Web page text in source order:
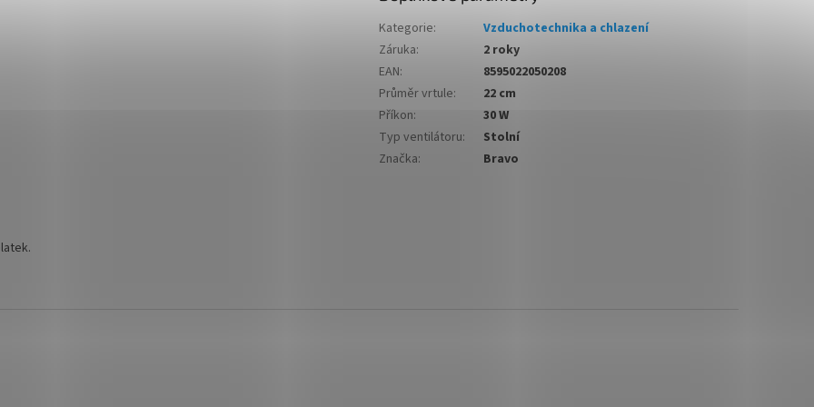
Kategorie:
Vzduchotechnika a chlazení
Záruka:
2 roky
EAN:
8595022050208
Průměr vrtule:
22 cm
Příkon:
30 W
Typ ventilátoru:
Stolní
Značka: Bravo